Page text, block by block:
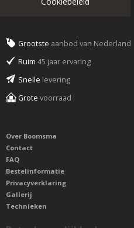
Grootste aanbod van Nederland
Ruim 45 jaar ervaring
Snelle levering
Grote voorraad
Over Boomsma
Contact
FAQ
Bestelinformatie
Privacyverklaring
Gallerij
Technieken